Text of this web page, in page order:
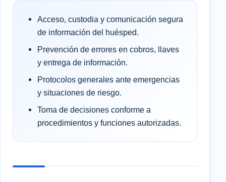
Acceso, custodia y comunicación segura
de información del huésped.
Prevención de errores en cobros, llaves
y entrega de información.
Protocolos generales ante emergencias
y situaciones de riesgo.
Toma de decisiones conforme a
procedimientos y funciones autorizadas.